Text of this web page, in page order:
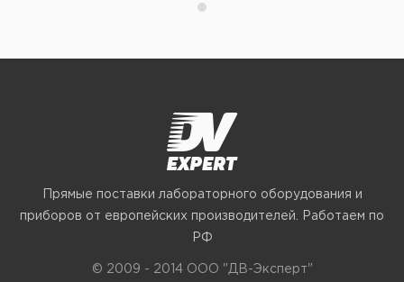
Прямые поставки лабораторного оборудования и
приборов от европейских производителей. Работаем по
РФ
© 2009 - 2014 ООО "ДВ-Эксперт"